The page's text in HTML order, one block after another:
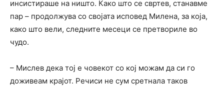
инсистираше на ништо. Како што се свртев, станавме
пар – продолжува со својата исповед Милена, за која,
како што вели, следните месеци се претвориле во
чудо.
– Мислев дека тој е човекот со кој можам да си го
доживеам крајот. Речиси не сум сретнала таков